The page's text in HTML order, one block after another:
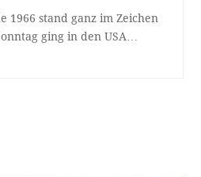
1966 stand ganz im Zeichen
ging in den USA…